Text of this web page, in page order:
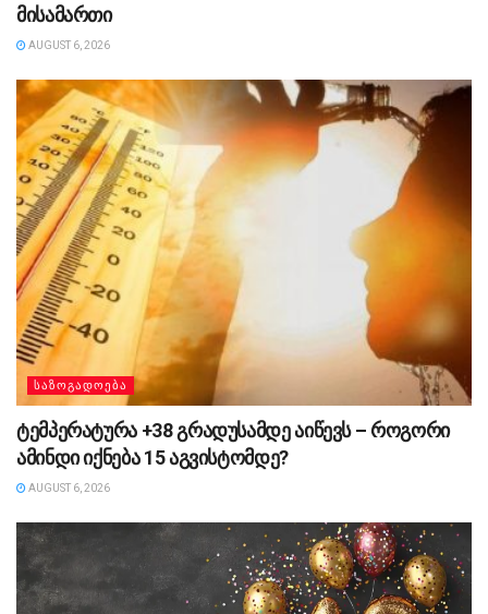
მისამართი
AUGUST 6, 2026
ᲡᲐᲖᲝᲒᲐᲓᲝᲔᲑᲐ
ტემპერატურა +38 გრადუსამდე აიწევს – როგორი
ამინდი იქნება 15 აგვისტომდე?
AUGUST 6, 2026